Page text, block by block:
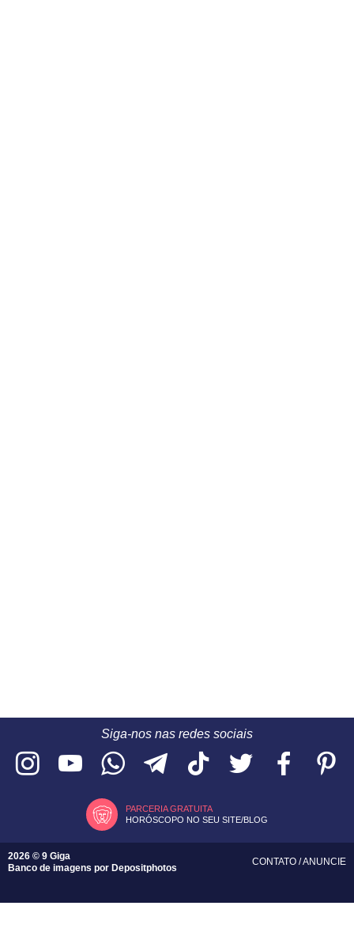
Siga-nos nas redes sociais
PARCERIA GRATUITA
HORÓSCOPO NO SEU SITE/BLOG
2026 © 9 Giga
Banco de imagens por Depositphotos
CONTATO /ANUNCIE